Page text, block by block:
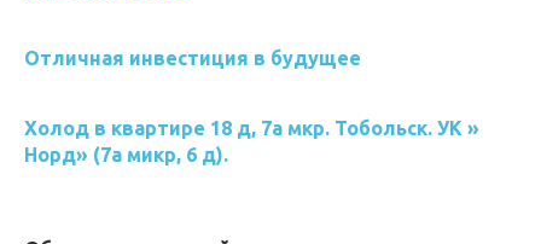
Отличная инвестиция в будущее
Холод в квартире 18 д, 7а мкр. Тобольск. УК »
Норд» (7а микр, 6 д).